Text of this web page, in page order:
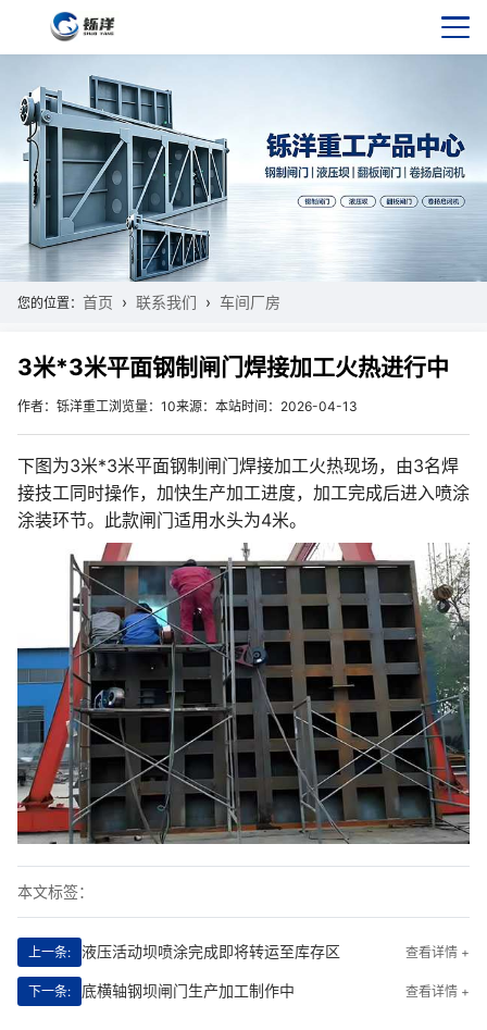
您的位置： 首页 联系我们 车间厂房
3米*3米平面钢制闸门焊接加工火热进行中
作者：铄洋重工浏览量：10来源：本站时间：2026-04-13
下图为3米*3米平面钢制闸门焊接加工火热现场，由3名焊
接技工同时操作，加快生产加工进度，加工完成后进入喷涂
涂装环节。此款闸门适用水头为4米。
本文标签：
上一条: 液压活动坝喷涂完成即将转运至库存区 查看详情 +
下一条: 底横轴钢坝闸门生产加工制作中 查看详情 +